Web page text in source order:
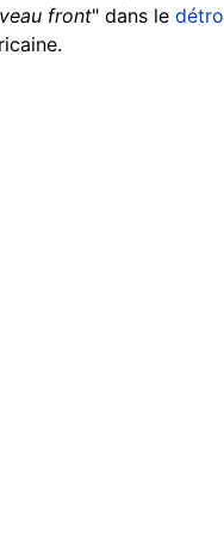
front" dans le